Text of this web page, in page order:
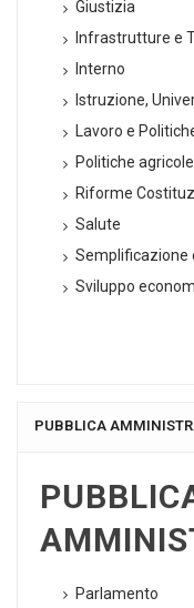
Giustizia
Infrastrutture e
Interno
Istruzione,
Lavoro e
Politiche
Riforme
Salute
Semplificazione
Sviluppo
PUBBLICA
Parlamento